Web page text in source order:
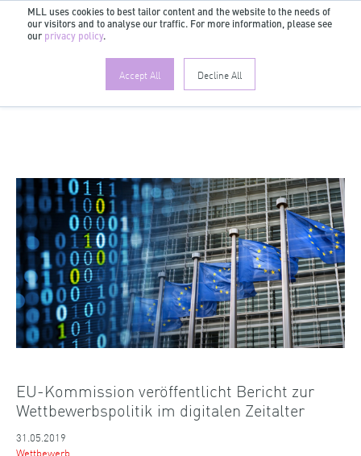
MLL uses cookies to best tailor content and the website to the needs of
our visitors and to analyse our traffic. For more information, please see
our privacy policy.
Accept All Decline All
DE
EU-Kommission veröffentlicht Bericht zur
Wettbewerbspolitik im digitalen Zeitalter
31.05.2019
Wettbewerb